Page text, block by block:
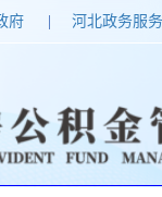
府 河北政务服